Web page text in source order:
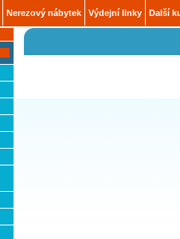
Nerezový nábytek Výdejní linky Další